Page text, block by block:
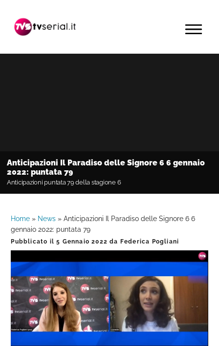
navigazione
contenuto
barra
primaria
MENU
Anticipazioni Il Paradiso delle Signore 6 6 gennaio
2022: puntata 79
Anticipazioni puntata 79 della stagione 6
Home » News »Anticipazioni Il Paradiso delle Signore 6 6
gennaio 2022: puntata 79
Pubblicato il5 Gennaio 2022 da Federica Pogliani